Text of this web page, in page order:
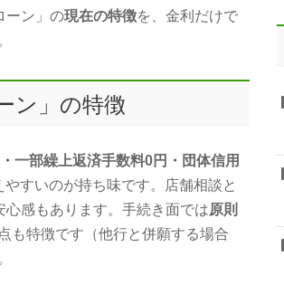
ーン」の現在の特徴を、金利だけで
ン」の特徴
一部繰上返済手数料0円・団体信用
すいのが持ち味です。店舗相談と
感もあります。手続き面では原則
も特徴です（他行と併願する場合